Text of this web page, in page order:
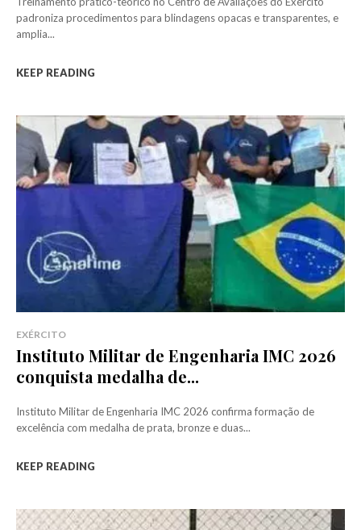
padroniza procedimentos para blindagens opacas e transparentes, e
amplia...
KEEP READING
EXÉRCITO
Instituto Militar de Engenharia IMC 2026
conquista medalha de...
Instituto Militar de Engenharia IMC 2026 confirma formação de
excelência com medalha de prata, bronze e duas...
KEEP READING